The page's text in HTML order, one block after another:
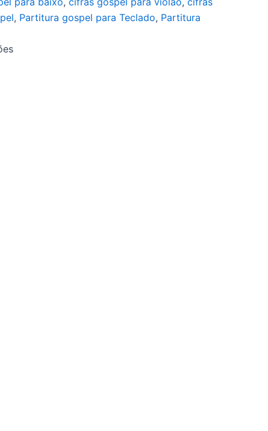
, Partitura gospel para Teclado, Partitura